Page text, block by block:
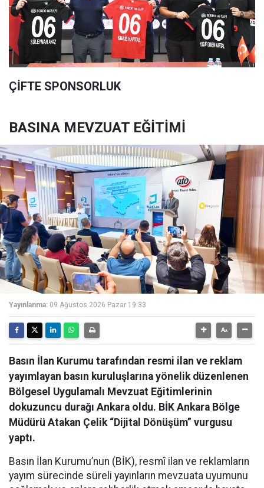
ÇİFTE SPONSORLUK
BASINA MEVZUAT EĞİTİMİ
Yayınlanma: 09 Ağustos 2026 Pazar 19:33
Basın İlan Kurumu tarafından resmi ilan ve reklam
yayımlayan basın kuruluşlarına yönelik düzenlenen
Bölgesel Uygulamalı Mevzuat Eğitimlerinin
dokuzuncu durağı Ankara oldu. BİK Ankara Bölge
Müdürü Atakan Çelik “Dijital Dönüşüm” vurgusu
yaptı.
Basın İlan Kurumu’nun (BİK), resmî ilan ve reklamların
yayım sürecinde süreli yayınların mevzuata uyumunu